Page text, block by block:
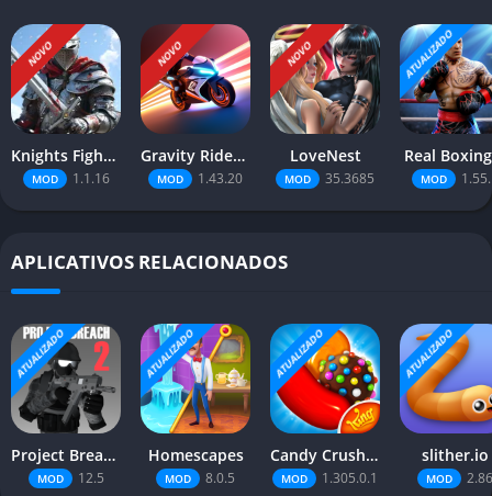
NOVO
Knights Fight 2: New Blood
MOD 1.1.16
NOVO
Gravity Rider Zero
MOD 1.43.20
NOVO
LoveNest
MOD 35.3685
ATUALIZADO
Real
MOD
APLICATIVOS RELACIONADOS
ATUALIZADO
Project Breach 2 CO-OP CQB FPS
MOD 12.5
ATUALIZADO
Homescapes
MOD 8.0.5
ATUALIZADO
Candy Crush Saga
MOD 1.305.0.1
ATUALIZADO
slither.io
MOD 2.86